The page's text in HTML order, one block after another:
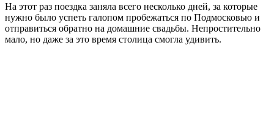
На этот раз поездка заняла всего несколько дней, за которые
нужно было успеть галопом пробежаться по Подмосковью и
отправиться обратно на домашние свадьбы. Непростительно
мало, но даже за это время столица смогла удивить.